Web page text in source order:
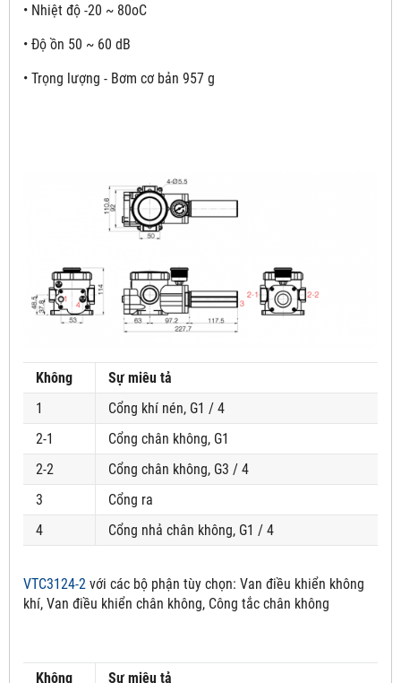
• Nhiệt độ -20 ~ 80oC
• Độ ồn 50 ~ 60 dB
• Trọng lượng - Bơm cơ bản 957 g
Không
Sự miêu tả
1
Cổng khí nén, G1 / 4
2-1
Cổng chân không, G1
2-2
Cổng chân không, G3 / 4
3
Cổng ra
4
Cổng nhả chân không, G1 / 4
VTC3124-2 với các bộ phận tùy chọn: Van điều khiển không
khí, Van điều khiển chân không, Công tắc chân không
Không Sự miêu tả